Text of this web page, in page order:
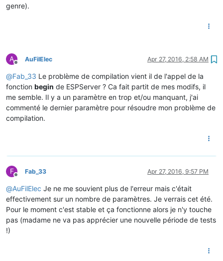
genre).
A
Offline
AuFilElec Apr 27, 2016, 2:58 AM
@Fab_33 Le problème de compilation vient il de l'appel de la
fonction begin de ESPServer ? Ca fait partit de mes modifs, il
me semble. Il y a un paramètre en trop et/ou manquant, j'ai
commenté le dernier paramètre pour résoudre mon problème de
compilation.
F
Offline
Fab_33 Apr 27, 2016, 9:57 PM
@AuFilElec Je ne me souvient plus de l'erreur mais c'était
effectivement sur un nombre de paramètres. Je verrais cet été.
Pour le moment c'est stable et ça fonctionne alors je n'y touche
pas (madame ne va pas apprécier une nouvelle période de tests
!)